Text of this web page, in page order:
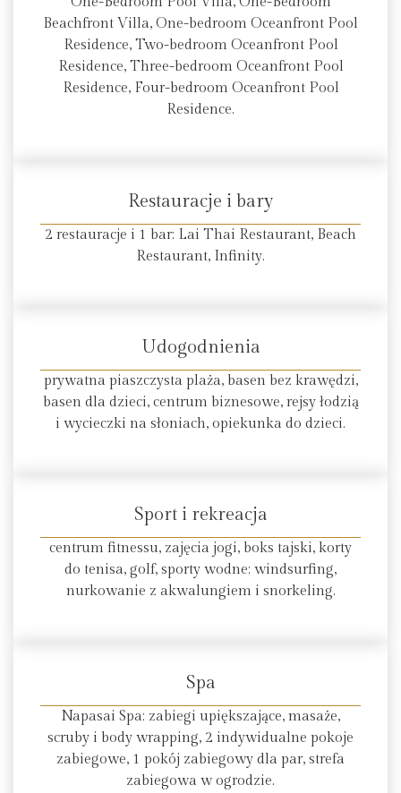
Beachfront Villa, One-bedroom Oceanfront Pool
Residence, Two-bedroom Oceanfront Pool
Residence, Three-bedroom Oceanfront Pool
Residence, Four-bedroom Oceanfront Pool
Residence.
Restauracje i bary
2 restauracje i 1 bar: Lai Thai Restaurant, Beach
Restaurant, Infinity.
Udogodnienia
prywatna piaszczysta plaża, basen bez krawędzi,
basen dla dzieci, centrum biznesowe, rejsy łodzią
i wycieczki na słoniach, opiekunka do dzieci.
Sport i rekreacja
centrum fitnessu, zajęcia jogi, boks tajski, korty
do tenisa, golf, sporty wodne: windsurfing,
nurkowanie z akwalungiem i snorkeling.
Spa
Napasai Spa: zabiegi upiększające, masaże,
scruby i body wrapping, 2 indywidualne pokoje
zabiegowe, 1 pokój zabiegowy dla par, strefa
zabiegowa w ogrodzie.